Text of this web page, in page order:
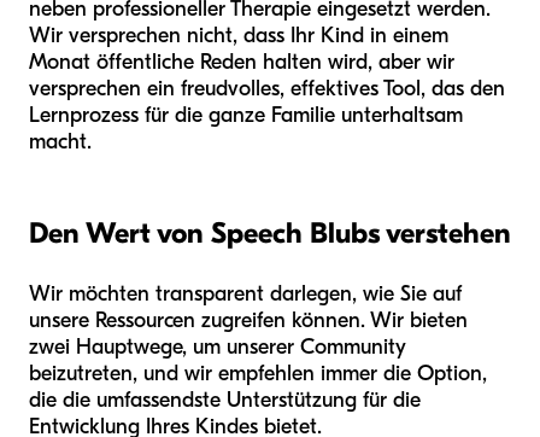
neben professioneller Therapie eingesetzt werden.
Wir versprechen nicht, dass Ihr Kind in einem
Monat öffentliche Reden halten wird, aber wir
versprechen ein freudvolles, effektives Tool, das den
Lernprozess für die ganze Familie unterhaltsam
macht.
Den Wert von Speech Blubs verstehen
Wir möchten transparent darlegen, wie Sie auf
unsere Ressourcen zugreifen können. Wir bieten
zwei Hauptwege, um unserer Community
beizutreten, und wir empfehlen immer die Option,
die die umfassendste Unterstützung für die
Entwicklung Ihres Kindes bietet.